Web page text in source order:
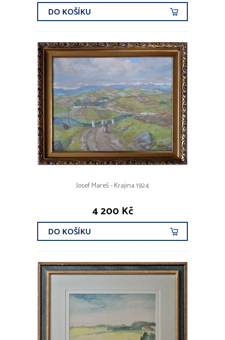
DO KOŠÍKU
Josef Mareš - Krajina 1924
4 200 Kč
DO KOŠÍKU